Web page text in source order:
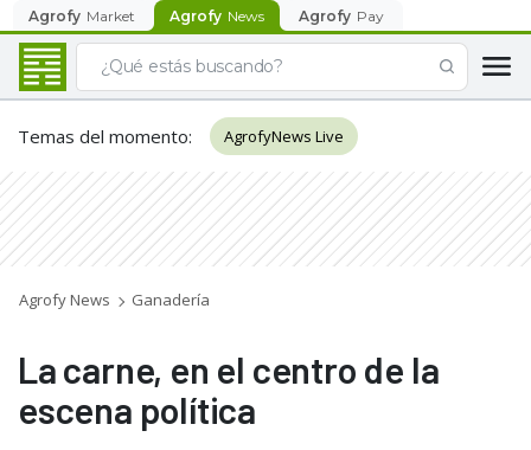
Agrofy Market Agrofy News Agrofy Pay
Temas del momento: AgrofyNews Live
Agrofy News Ganadería
La carne, en el centro de la
escena política